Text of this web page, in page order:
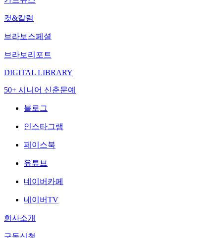
컷&칼럼
브라보스페셜
브라보리포트
DIGITAL LIBRARY
50+ 시니어 신춘문예
블로그
인스타그램
페이스북
유튜브
네이버카페
네이버TV
회사소개